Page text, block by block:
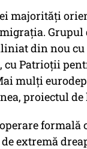
majorități
din nou
cu Patrioții
mulți
proiectul de
extremă